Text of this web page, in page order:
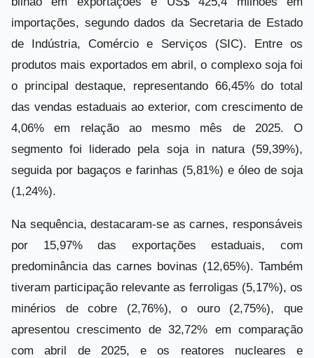
importações, segundo dados da Secretaria de Estado
de Indústria, Comércio e Serviços (SIC). Entre os
produtos mais exportados em abril, o complexo soja foi
o principal destaque, representando 66,45% do total
das vendas estaduais ao exterior, com crescimento de
4,06% em relação ao mesmo mês de 2025. O
segmento foi liderado pela soja in natura (59,39%),
seguida por bagaços e farinhas (5,81%) e óleo de soja
(1,24%).
Na sequência, destacaram-se as carnes, responsáveis
por 15,97% das exportações estaduais, com
predominância das carnes bovinas (12,65%). Também
tiveram participação relevante as ferroligas (5,17%), os
minérios de cobre (2,76%), o ouro (2,75%), que
apresentou crescimento de 32,72% em comparação
com abril de 2025, e os reatores nucleares e